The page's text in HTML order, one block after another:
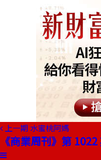
上一期 水蜜桃阿媽
《商業周刊》第 1022